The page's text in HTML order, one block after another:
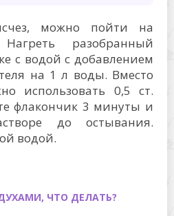
можно пойти на
разобранный
с водой с добавлением
на 1 л воды. Вместо
использовать 0,5 ст.
флакончик 3 минуты и
до остывания.
водой.
ЧТО ДЕЛАТЬ?